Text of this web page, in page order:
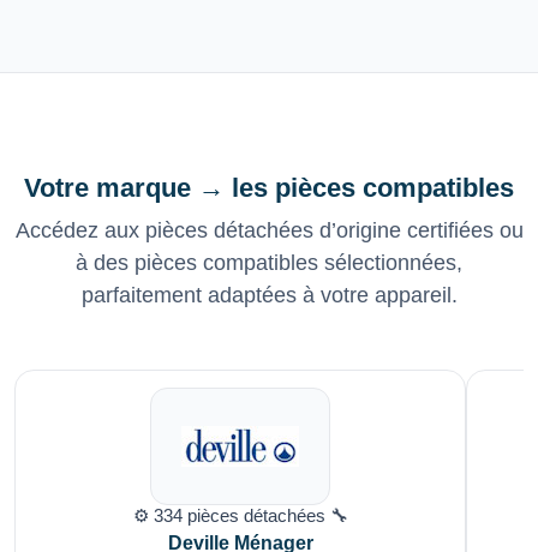
Votre marque → les pièces compatibles
Accédez aux pièces détachées d’origine certifiées ou
à des pièces compatibles sélectionnées,
parfaitement adaptées à votre appareil.
⚙️ 334 pièces détachées 🔧
Deville Ménager